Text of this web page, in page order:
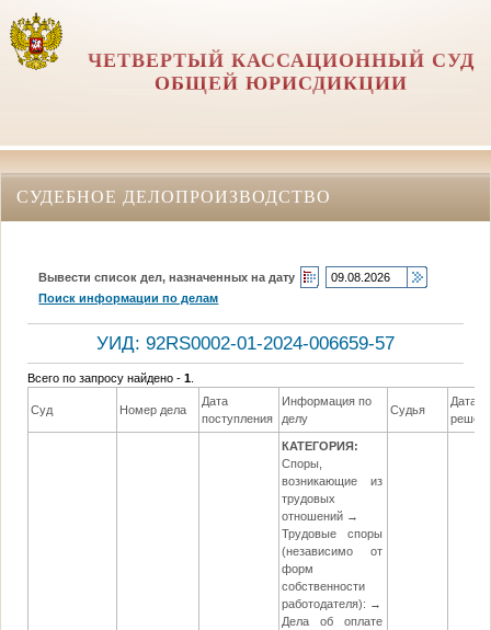
ЧЕТВЕРТЫЙ КАССАЦИОННЫЙ СУД
ОБЩЕЙ ЮРИСДИКЦИИ
СУДЕБНОЕ ДЕЛОПРОИЗВОДСТВО
Вывести список дел, назначенных на дату
Поиск информации по делам
УИД: 92RS0002-01-2024-006659-57
Всего по запросу найдено -1
Суд Номер дела
Дата
поступления
Информация по
делу
Судья
Дата
КАТЕГОРИЯ:
Споры,
возникающие из
трудовых
отношений →
Трудовые споры
(независимо от
форм
собственности
работодателя): →
Дела об оплате